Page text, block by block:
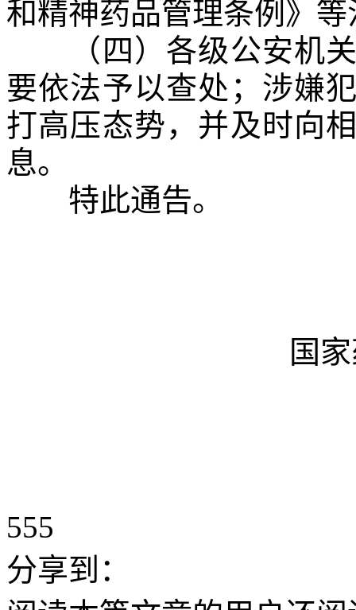
和精神药品管理条例》
（四）各级公安机关
要依法予以查处；涉嫌
打高压态势，并及时向
息。
特此通告。
国
555
分享到：